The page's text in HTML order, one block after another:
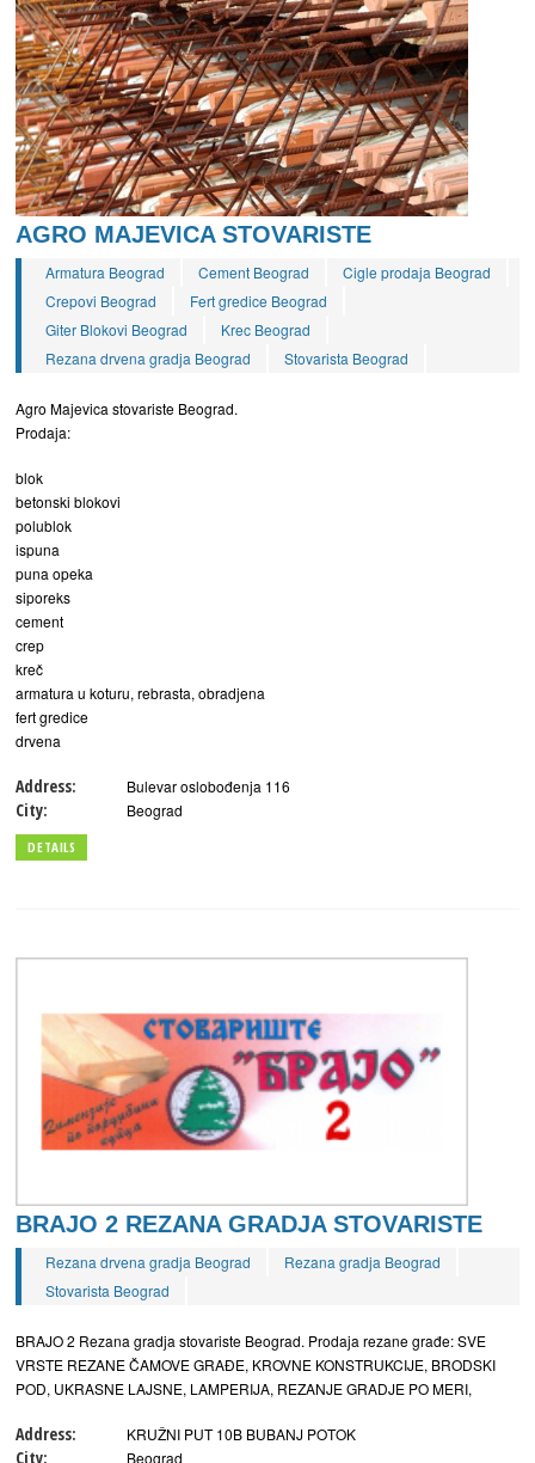
AGRO MAJEVICA STOVARISTE
Armatura Beograd Cement Beograd
Cigle prodaja Beograd
Crepovi Beograd
Fert gredice Beograd
Giter Blokovi Beograd
Krec Beograd
Rezana drvena gradja Beograd
Stovarista Beograd
Agro Majevica stovariste Beograd.
Prodaja:
blok
betonski blokovi
polublok
ispuna
puna opeka
siporeks
cement
crep
kreč
armatura u koturu, rebrasta, obradjena
fert gredice
drvena
Address: Bulevar oslobođenja 116
City: Beograd
DETAILS
BRAJO 2 REZANA GRADJA STOVARISTE
Rezana drvena gradja Beograd
Rezana gradja Beograd
Stovarista Beograd
BRAJO 2 Rezana gradja stovariste Beograd. Prodaja rezane građe: SVE
VRSTE REZANE ČAMOVE GRAĐE, KROVNE KONSTRUKCIJE, BRODSKI
POD, UKRASNE LAJSNE, LAMPERIJA, REZANJE GRADJE PO MERI,
Address: KRUŽNI PUT 10B BUBANJ POTOK
City: Beograd